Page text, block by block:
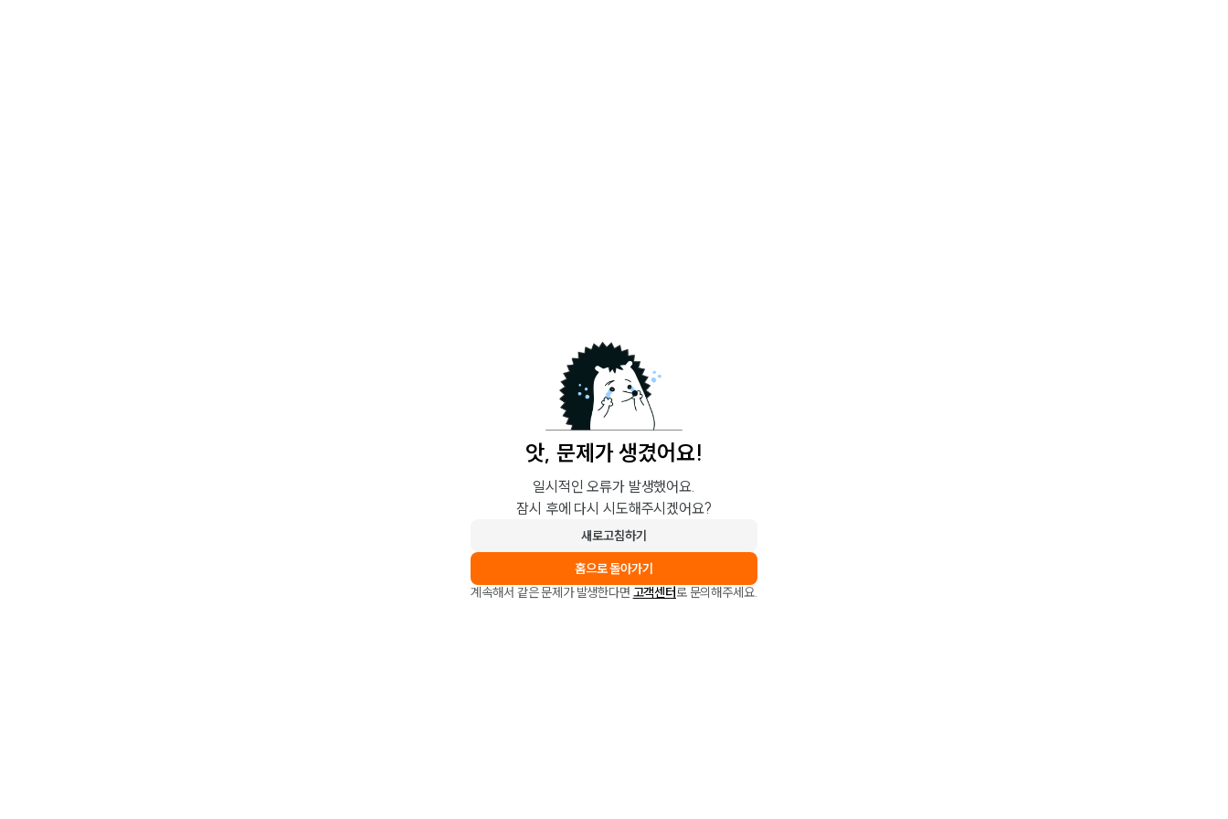
앗, 문제가 생겼어요!
일시적인 오류가 발생했어요.
잠시 후에 다시 시도해주시겠어요?
새로고침하기
홈으로 돌아가기
계속해서 같은 문제가 발생한다면 고객센터로 문의해주세요.